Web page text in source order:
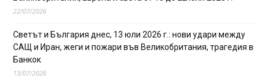
22/07/2026
Светът и България днес, 13 юли 2026 г.: нови удари между
САЩ и Иран, жеги и пожари във Великобритания, трагедия в
Банкок
13/07/2026